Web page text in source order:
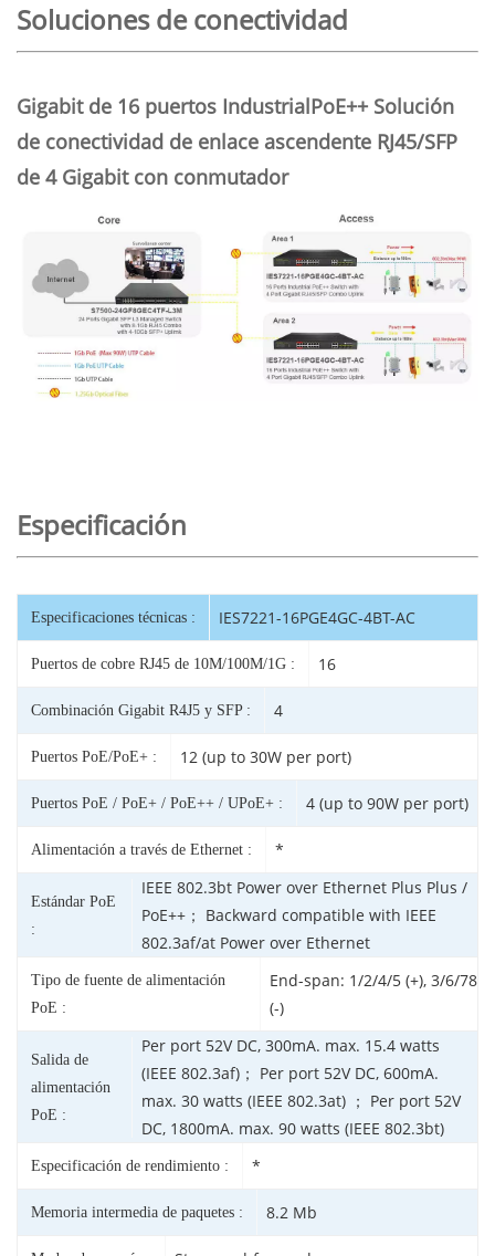
Soluciones de conectividad
Gigabit de 16 puertos IndustrialPoE++ Solución
de conectividad de enlace ascendente RJ45/SFP
de 4 Gigabit con conmutador
Especificación
Especificaciones técnicas : IES7221-16PGE4GC-4BT-AC
Puertos de cobre RJ45 de 10M/100M/1G : 16
Combinación Gigabit R4J5 y SFP : 4
Puertos PoE/PoE+ : 12 (up to 30W per port)
Puertos PoE / PoE+ / PoE++ / UPoE+ : 4 (up to 90W per port)
Alimentación a través de Ethernet : *
Estándar PoE
:
IEEE 802.3bt Power over Ethernet Plus Plus /
PoE++； Backward compatible with IEEE
802.3af/at Power over Ethernet
Tipo de fuente de alimentación
PoE :
End-span: 1/2/4/5 (+), 3/6/78
(-)
Salida de
alimentación
PoE :
Per port 52V DC, 300mA. max. 15.4 watts
(IEEE 802.3af)； Per port 52V DC, 600mA.
max. 30 watts (IEEE 802.3at) ； Per port 52V
DC, 1800mA. max. 90 watts (IEEE 802.3bt)
Especificación de rendimiento : *
Memoria intermedia de paquetes : 8.2 Mb